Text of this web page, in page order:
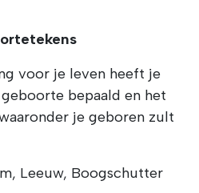
voor je leven heeft je
bepaald en het
je geboren zult
Leeuw, Boogschutter